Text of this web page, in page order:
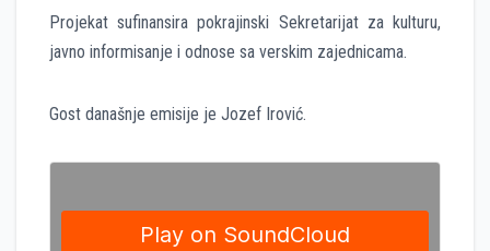
Projekat sufinansira pokrajinski Sekretarijat za kulturu,
javno informisanje i odnose sa verskim zajednicama.
Gost današnje emisije je Jozef Irović.